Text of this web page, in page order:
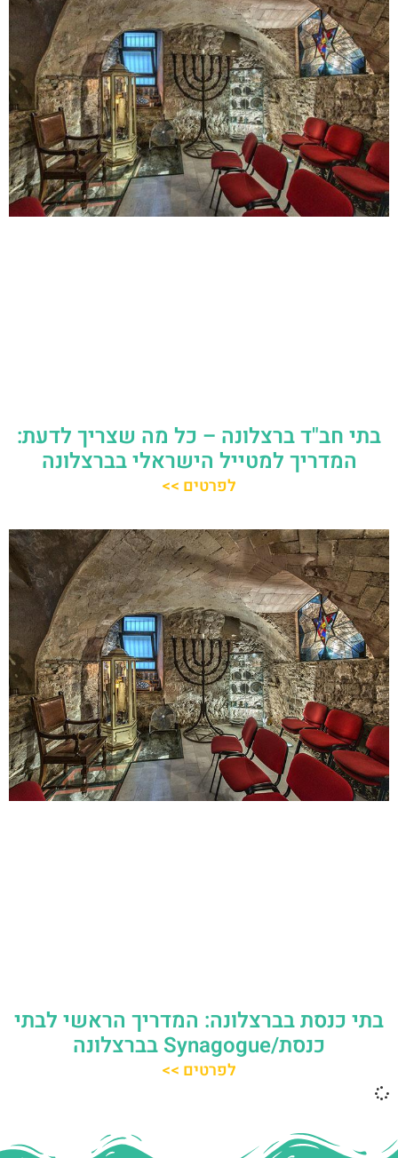
בתי חב"ד ברצלונה – כל מה שצריך לדעת:
המדריך למטייל הישראלי בברצלונה
לפרטים >>
בתי כנסת בברצלונה: המדריך הראשי לבתי
כנסת/Synagogue בברצלונה
לפרטים >>